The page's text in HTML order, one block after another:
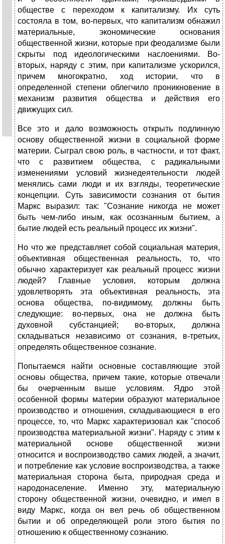
обществе с переходом к капитализму. Их суть
состояла в том, во-первых, что капитализм обнажил
материальные, экономические основания
общественной жизни, которые при феодализме были
скрыты под идеологическими наслоениями. Во-
вторых, наряду с этим, при капитализме ускорился,
причем многократно, ход истории, что в
определенной степени облегчило проникновение в
механизм развития общества и действия его
движущих сил.
Все это и дало возможность открыть подлинную
основу общественной жизни в социальной форме
материи. Сыграл свою роль, в частности, и тот факт,
что с развитием общества, с радикальными
изменениями условий жизнедеятельности людей
менялись сами люди и их взгляды, теоретические
концепции. Суть зависимости сознания от бытия
Маркс выразил: так: "Сознание никогда не может
быть чем-либо иным, как осознанным бытием, а
бытие людей есть реальный процесс их жизни".
Но что же представляет собой социальная материя,
объективная общественная реальность, то, что
обычно характеризует как реальный процесс жизни
людей? Главные условия, которым должна
удовлетворять эта объективная реальность, эта
основа общества, по-видимому, должны быть
следующие: во-первых, она не должна быть
духовной субстанцией; во-вторых, должна
складываться независимо от сознания, в-третьих,
определять общественное сознание.
Попытаемся найти основные составляющие этой
основы общества, причем такие, которые отвечали
бы очерченным выше условиям. Ядро этой
особенной формы материи образуют материальное
производство и отношения, складывающиеся в его
процессе, то, что Маркс характеризовал как "способ
производства материальной жизни". Наряду с этим к
материальной основе общественной жизни
относится и воспроизводство самих людей, а значит,
и потребление как условие воспроизводства, а также
материальная сторона быта, природная среда и
народонаселение. Именно эту, материальную
сторону общественной жизни, очевидно, и имел в
виду Маркс, когда он вел речь об общественном
бытии и об определяющей роли этого бытия по
отношению к общественному сознанию.